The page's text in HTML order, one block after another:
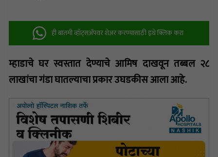
ही बातमी व्हॉट्सअ‍ॅपवर शेअर करण्यासाठी इथे क्लिक करा
म्हाडाचे घर स्वस्तात देण्याचे आमिष दाखवून तब्बल २८
लाखांचा गंडा घातल्याचा प्रकार उघडकीस आला आहे.